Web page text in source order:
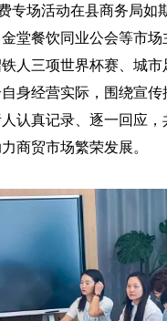
场活动在县商务局如
堂餐饮同业公会等市
人三项世界杯赛、城
身经营实际，围绕宣
认真记录、逐一回应
商贸市场繁荣发展。